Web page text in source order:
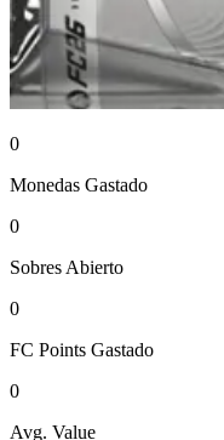
0
Monedas Gastado
0
Sobres Abierto
0
FC Points Gastado
0
Avg. Value